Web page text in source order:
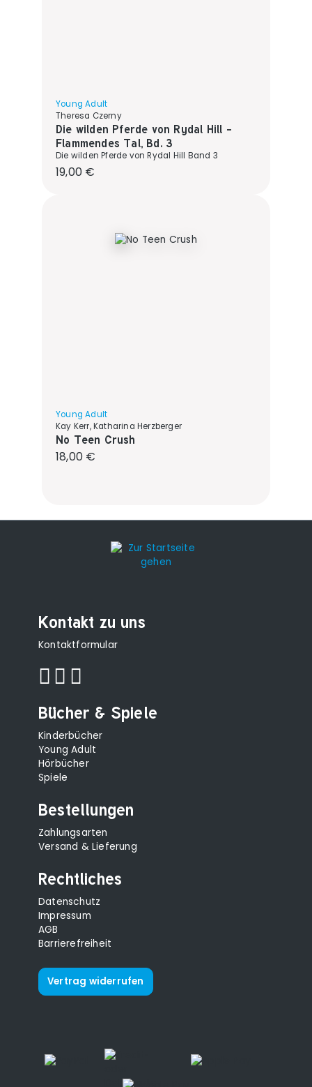
Young Adult
Theresa Czerny
Die wilden Pferde von Rydal Hill -
Flammendes Tal, Bd. 3
Die wilden Pferde von Rydal Hill Band 3
Regulärer Preis:
19,00 €
Young Adult
Kay Kerr, Katharina Herzberger
No Teen Crush
Regulärer Preis:
18,00 €
Kontakt zu uns
Kontaktformular
Bücher & Spiele
Kinderbücher
Young Adult
Hörbücher
Spiele
Bestellungen
Zahlungsarten
Versand & Lieferung
Rechtliches
Datenschutz
Impressum
AGB
Barrierefreiheit
Vertrag widerrufen